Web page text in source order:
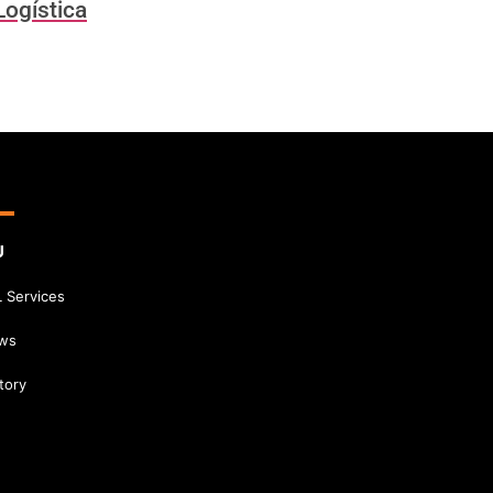
Services